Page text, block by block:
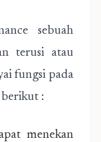
sebuah
terusi atau
fungsi pada
:
menekan